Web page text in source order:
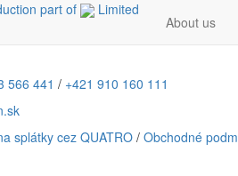
566 441 / +421 910 160 111
splátky cez QUATRO / Obchodné
part of Limited
About us